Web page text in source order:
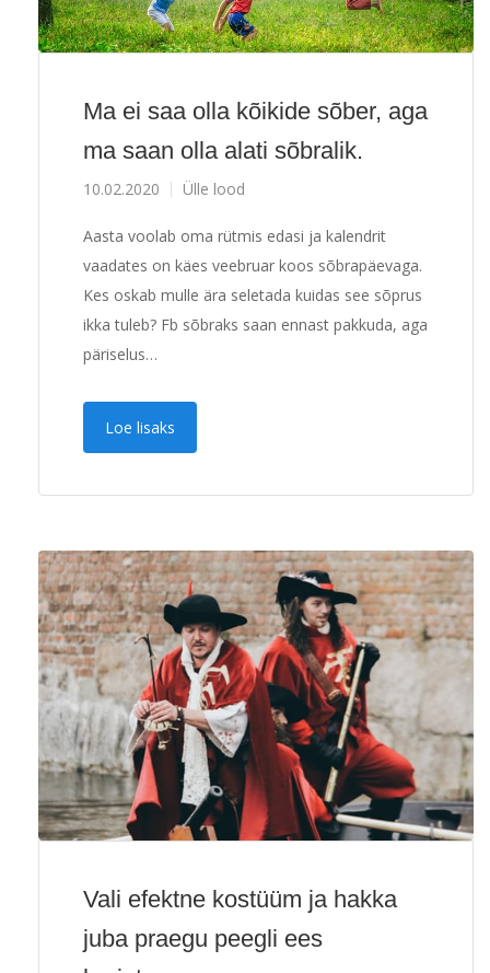
Ma ei saa olla kõikide sõber, aga
ma saan olla alati sõbralik.
10.02.2020 Ülle lood
Aasta voolab oma rütmis edasi ja kalendrit
vaadates on käes veebruar koos sõbrapäevaga.
Kes oskab mulle ära seletada kuidas see sõprus
ikka tuleb? Fb sõbraks saan ennast pakkuda, aga
päriselus…
Loe lisaks
Vali efektne kostüüm ja hakka
juba praegu peegli ees